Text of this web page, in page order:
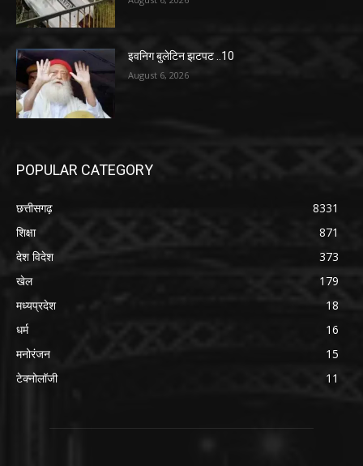
इवनिग बुलेटिन झटपट ..10
August 6, 2026
POPULAR CATEGORY
छत्तीसगढ़
8331
शिक्षा
871
देश विदेश
373
खेल
179
मध्यप्रदेश
18
धर्म
16
मनोरंजन
15
टेक्नोलॉजी
11